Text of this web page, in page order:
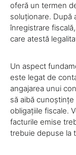
oferă un termen
soluționare. După
înregistrare
care atestă
Un aspect
este legat de
angajarea unui
să aibă
obligațiile fiscale.
facturile emise
trebuie depuse la